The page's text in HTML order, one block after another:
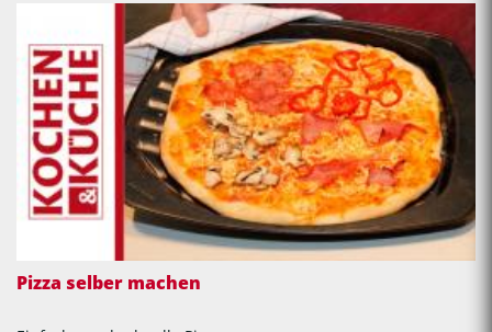
Pizza selber machen